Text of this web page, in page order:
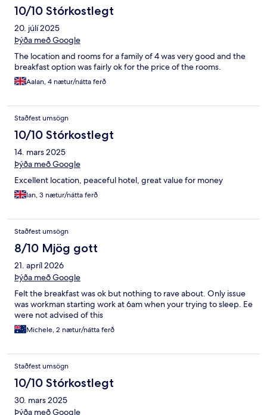
10/10 Stórkostlegt
20. júlí 2025
Þýða með Google
The location and rooms for a family of 4 was very good and the
breakfast option was fairly ok for the price of the rooms.
Aalan, 4 nætur/nátta ferð
Staðfest umsögn
10/10 Stórkostlegt
14. mars 2025
Þýða með Google
Excellent location, peaceful hotel, great value for money
Ian, 3 nætur/nátta ferð
Staðfest umsögn
8/10 Mjög gott
21. apríl 2026
Þýða með Google
Felt the breakfast was ok but nothing to rave about. Only issue
was workman starting work at 6am when your trying to sleep. Ee
were not advised of this
Michele, 2 nætur/nátta ferð
Staðfest umsögn
10/10 Stórkostlegt
30. mars 2025
Þýða með Google